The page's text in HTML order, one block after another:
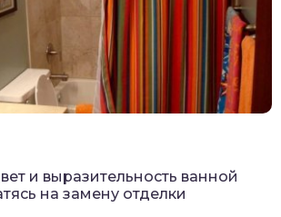
и выразительность ванной
на замену отделки